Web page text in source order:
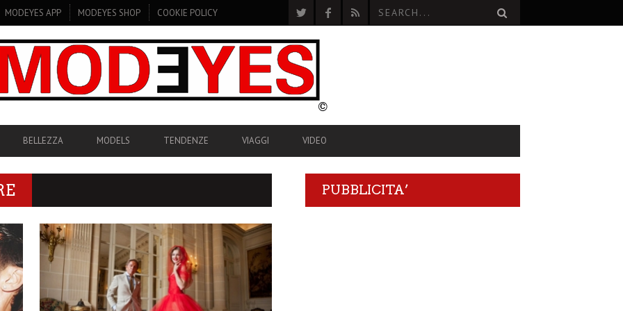
MODEYES APP MODEYES SHOP COOKIE POLICY
BELLEZZA MODELS TENDENZE VIAGGI VIDEO
PUBBLICITA’